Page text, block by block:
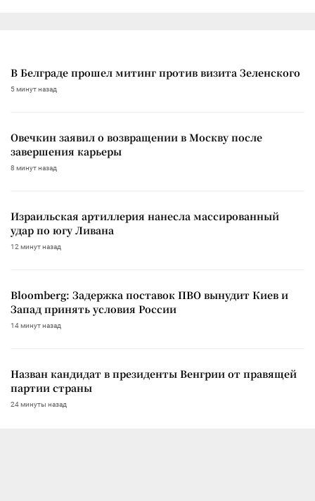
В Белграде прошел митинг против визита Зеленского
5 минут назад
Овечкин заявил о возвращении в Москву после
завершения карьеры
8 минут назад
Израильская артиллерия нанесла массированный
удар по югу Ливана
12 минут назад
Bloomberg: Задержка поставок ПВО вынудит Киев и
Запад принять условия России
14 минут назад
Назван кандидат в президенты Венгрии от правящей
партии страны
24 минуты назад